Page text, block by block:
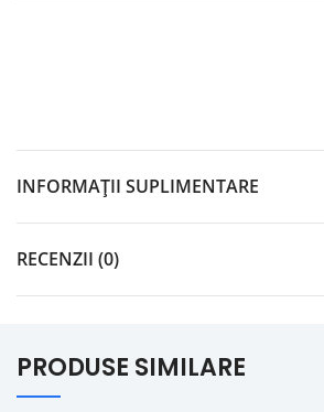
INFORMAȚII SUPLIMENTARE
RECENZII (0)
PRODUSE SIMILARE